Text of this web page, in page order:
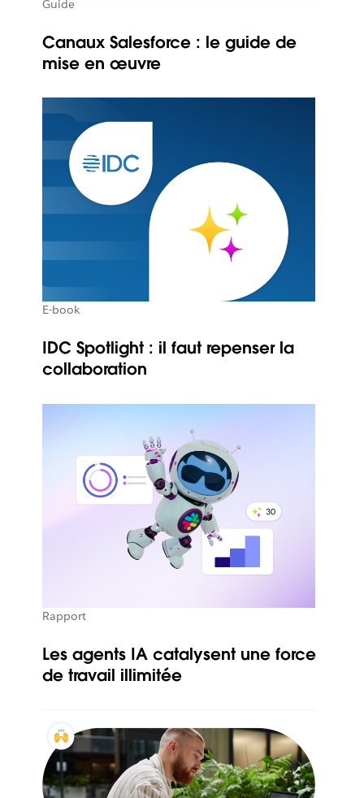
Guide
Canaux Salesforce : le guide de
mise en œuvre
E-book
IDC Spotlight : il faut repenser la
collaboration
Rapport
Les agents IA catalysent une force
de travail illimitée